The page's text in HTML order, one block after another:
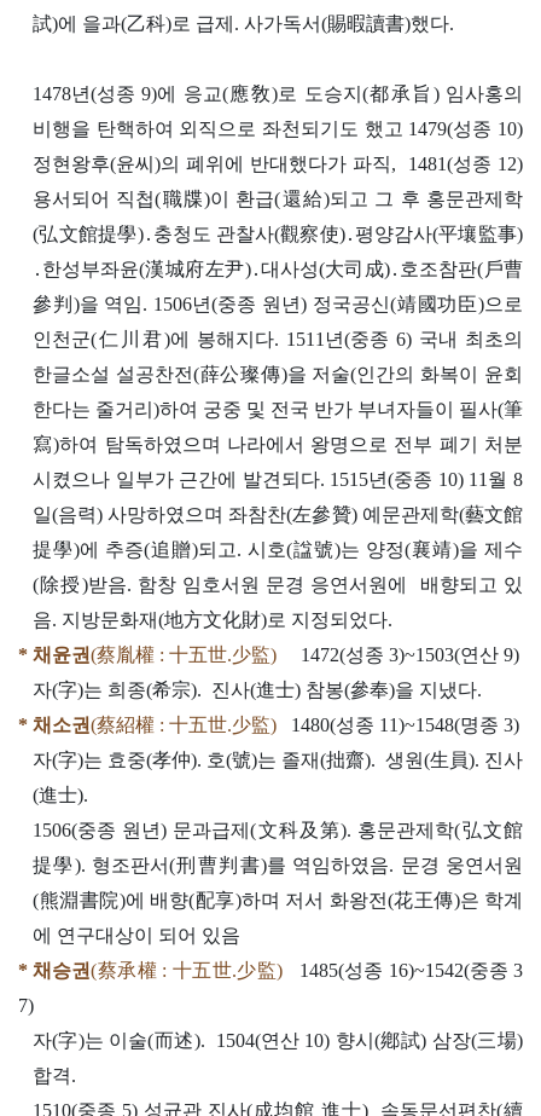
試)에 을과(乙科)로 급제. 사가독서(賜暇讀書)했다.
1478년(성종 9)에 응교(應敎)로 도승지(都承旨) 임사홍의
비행을 탄핵하여 외직으로 좌천되기도 했고 1479(성종 10)
정현왕후(윤씨)의 폐위에 반대했다가 파직, 1481(성종 12)
용서되어 직첩(職牒)이 환급(還給)되고 그 후 홍문관제학
(弘文館提學)․충청도 관찰사(觀察使)․평양감사(平壤監事)
․한성부좌윤(漢城府左尹)․대사성(大司成)․호조참판(戶曹
參判)을 역임. 1506년(중종 원년) 정국공신(靖國功臣)으로
인천군(仁川君)에 봉해지다. 1511년(중종 6) 국내 최초의
한글소설 설공찬전(薛公璨傳)을 저술(인간의 화복이 윤회
한다는 줄거리)하여 궁중 및 전국 반가 부녀자들이 필사(筆
寫)하여 탐독하였으며 나라에서 왕명으로 전부 폐기 처분
시켰으나 일부가 근간에 발견되다. 1515년(중종 10) 11월 8
일(음력) 사망하였으며 좌참찬(左參贊) 예문관제학(藝文館
提學)에 추증(追贈)되고. 시호(諡號)는 양정(襄靖)을 제수
(除授)받음. 함창 임호서원 문경 응연서원에 배향되고 있
음. 지방문화재(地方文化財)로 지정되었다.
* 채윤권(蔡胤權 : 十五世.少監)
1472(성종 3)~1503(연산 9)
자(字)는 희종(希宗). 진사(進士) 참봉(參奉)을 지냈다.
* 채소권(蔡紹權 : 十五世.少監) 1480(성종 11)~1548(명종 3)
자(字)는 효중(孝仲). 호(號)는 졸재(拙齋). 생원(生員). 진사
(進士).
1506(중종 원년) 문과급제(文科及第). 홍문관제학(弘文館
提學). 형조판서(刑曹判書)를 역임하였음. 문경 웅연서원
(熊淵書院)에 배향(配享)하며 저서 화왕전(花王傳)은 학계
에 연구대상이 되어 있음
* 채승권(蔡承權 : 十五世.少監)
1485(성종 16)~1542(중종 3
7)
자(字)는 이술(而述). 1504(연산 10) 향시(鄕試) 삼장(三場)
합격.
1510(중종 5) 성균관 진사(成均館 進士) 속동문선편찬(續